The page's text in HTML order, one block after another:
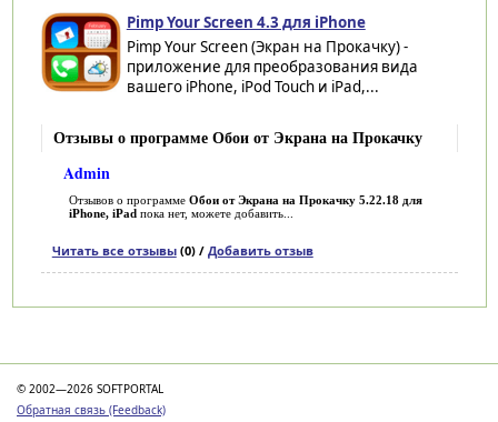
Pimp Your Screen 4.3 для iPhone
Pimp Your Screen (Экран на Прокачку) -
приложение для преобразования вида
вашего iPhone, iPod Touch и iPad,...
Отзывы о программе Обои от Экрана на Прокачку
Admin
Отзывов о программе Обои от Экрана на Прокачку 5.22.18 для
iPhone, iPadпока нет, можете добавить...
Читать все отзывы(0) / Добавить отзыв
© 2002—2026 SOFTPORTAL
Обратная связь (Feedback)